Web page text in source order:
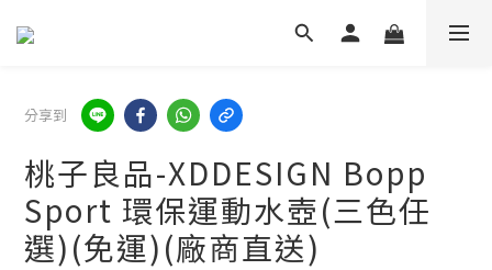
分享到
桃子良品-XDDESIGN Bopp
Sport 環保運動水壺(三色任
選)(免運)(廠商直送)